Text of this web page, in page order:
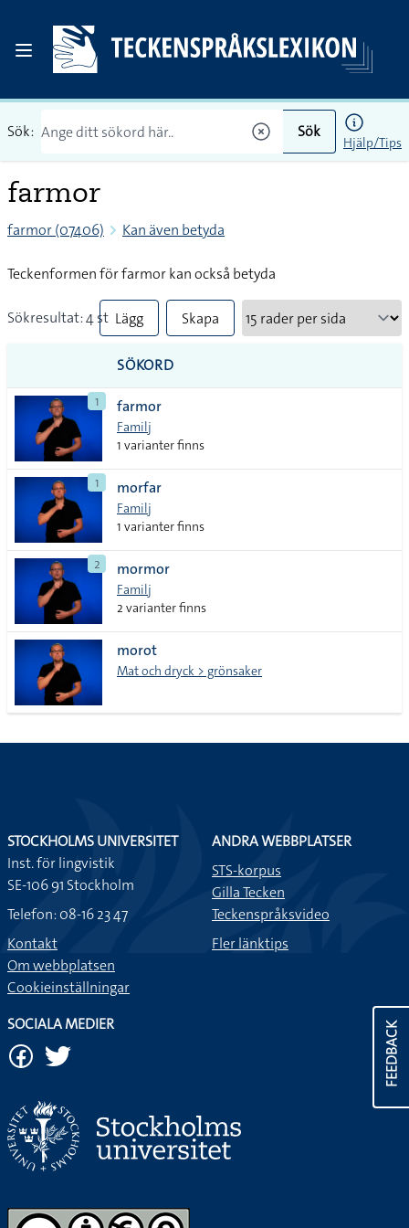
Sök: Sök
Hjälp/Tips
farmor
farmor (07406) Kan även betyda
Teckenformen för farmor kan också betyda
Sökresultat: 4 st Lägg
till
alla i
lista
Skapa
SÖKORD
1 farmor
Familj
1 varianter finns
1 morfar
Familj
1 varianter finns
2 mormor
Familj
2 varianter finns
morot
Mat och dryck > grönsaker
FEEDBACK
STOCKHOLMS UNIVERSITET
Inst. för lingvistik
SE-106 91 Stockholm
Telefon: 08-16 23 47
Kontakt
Om webbplatsen
Cookieinställningar
ANDRA WEBBPLATSER
STS-korpus
Gilla Tecken
Teckenspråksvideo
Fler länktips
SOCIALA MEDIER